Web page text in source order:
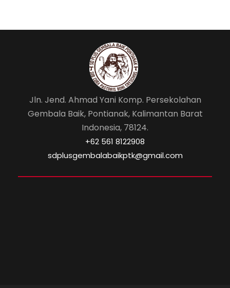
Jln. Jend. Ahmad Yani Komp. Persekolahan
Gembala Baik, Pontianak, Kalimantan Barat
Indonesia, 78124.
‎+62 561 8122908
sdplusgembalabaikptk@gmail.com